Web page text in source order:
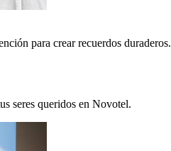
para crear recuerdos duraderos.
seres queridos en Novotel.